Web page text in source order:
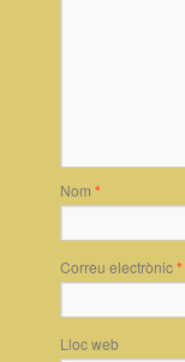
Nom *
Correu electrònic*
Lloc web